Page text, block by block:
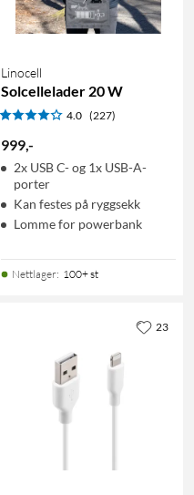
Linocell
Solcellelader 20 W
4.0 (227)
999,-
2x USB C- og 1x USB-A-
porter
Kan festes på ryggsekk
Lomme for powerbank
Nettlager: 100+ st
23